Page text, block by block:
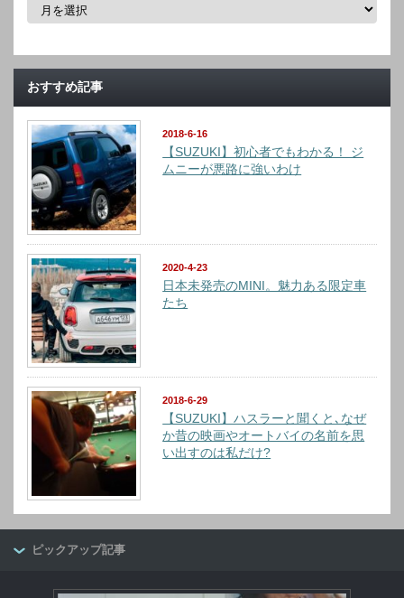
おすすめ記事
2018-6-16
【SUZUKI】初心者でもわかる！ ジ
ムニーが悪路に強いわけ
2020-4-23
日本未発売のMINI。魅力ある限定車
たち
2018-6-29
【SUZUKI】ハスラーと聞くと､なぜ
か昔の映画やオートバイの名前を思
い出すのは私だけ?
ピックアップ記事